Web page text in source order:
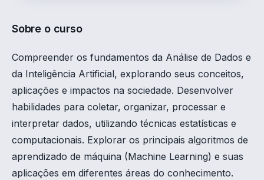
Sobre o curso
Compreender os fundamentos da Análise de Dados e
da Inteligência Artificial, explorando seus conceitos,
aplicações e impactos na sociedade. Desenvolver
habilidades para coletar, organizar, processar e
interpretar dados, utilizando técnicas estatísticas e
computacionais. Explorar os principais algoritmos de
aprendizado de máquina (Machine Learning) e suas
aplicações em diferentes áreas do conhecimento.